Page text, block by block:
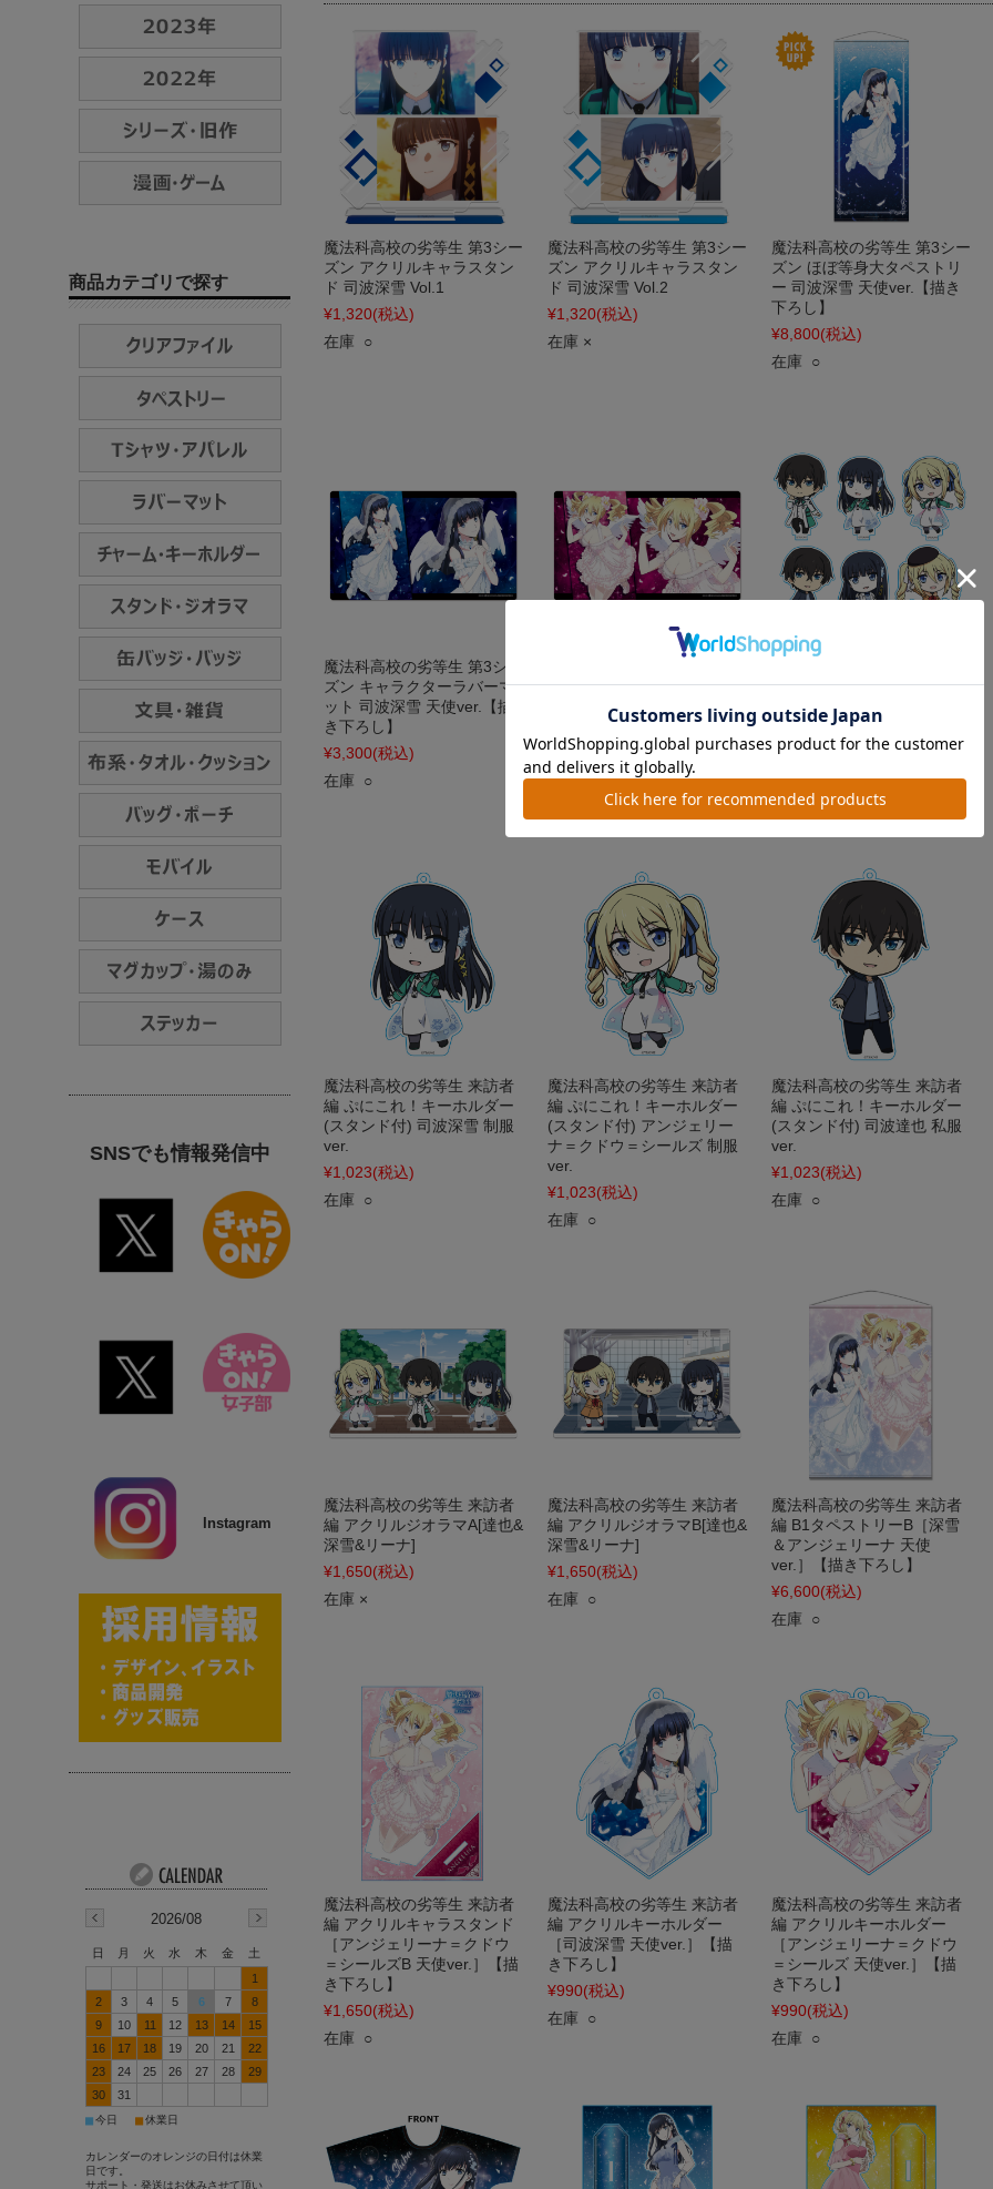
魔法科高校の劣等生 第3シー
ズン アクリルキャラスタン
ド 司波深雪 Vol.1
¥1,320(税込)
在庫 ○
魔法科高校の劣等生 第3シー
ズン アクリルキャラスタン
ド 司波深雪 Vol.2
¥1,320(税込)
在庫 ×
魔法科高校の劣等生 第3シー
ズン ほぼ等身大タペストリ
ー 司波深雪 天使ver.【描き
下ろし】
¥8,800(税込)
在庫 ○
魔法科高校の劣等生 第3シー
ズン キャラクターラバーマ
ット 司波深雪 天使ver.【描
き下ろし】
¥3,300(税込)
在庫 ○
ズン キャラクターラバーマ
ット アンジェリーナ・クド
ウ・シールズ 天使ver.【描
き下ろし】
¥3,300(税込)
編 アクリルスタンドコレク
ション（BOX）
魔法科高校の劣等生 来訪者
編 ぷにこれ！キーホルダー
(スタンド付) 司波深雪 制服
ver.
¥1,023(税込)
在庫 ○
魔法科高校の劣等生 来訪者
編 ぷにこれ！キーホルダー
(スタンド付) アンジェリー
ナ＝クドウ＝シールズ 制服
ver.
¥1,023(税込)
在庫 ○
魔法科高校の劣等生 来訪者
編 ぷにこれ！キーホルダー
(スタンド付) 司波達也 私服
ver.
¥1,023(税込)
在庫 ○
魔法科高校の劣等生 来訪者
編 アクリルジオラマA[達也&
深雪&リーナ]
¥1,650(税込)
在庫 ×
魔法科高校の劣等生 来訪者
編 アクリルジオラマB[達也&
深雪&リーナ]
¥1,650(税込)
在庫 ○
魔法科高校の劣等生 来訪者
編 B1タペストリーB［深雪
＆アンジェリーナ 天使
ver.］【描き下ろし】
¥6,600(税込)
在庫 ○
魔法科高校の劣等生 来訪者
編 アクリルキャラスタンド
［アンジェリーナ＝クドウ
＝シールズB 天使ver.］【描
き下ろし】
¥1,650(税込)
在庫 ○
魔法科高校の劣等生 来訪者
編 アクリルキーホルダー
［司波深雪 天使ver.］【描
き下ろし】
¥990(税込)
在庫 ○
魔法科高校の劣等生 来訪者
編 アクリルキーホルダー
［アンジェリーナ＝クドウ
＝シールズ 天使ver.］【描
き下ろし】
¥990(税込)
在庫 ○
商品カテゴリで探す
SNSでも情報発信中
Instagram
2026/08
日 月 火 水 木 金
土
1
2
3 4 5 6 7
8
9
10 11 12 13 14
15
16
17 18 19 20 21
22
23
24 25 26 27 28
29
30
31
■今日 ■休業日
カレンダーのオレンジの日付は休業
日です。
サポート・発送はお休みさせて頂い